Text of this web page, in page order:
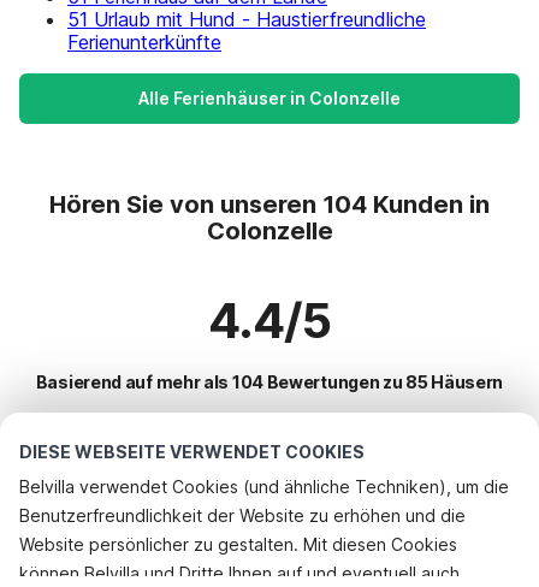
DIESE WEBSEITE VERWENDET COOKIES
Belvilla verwendet Cookies (und ähnliche Techniken), um die
Benutzerfreundlichkeit der Website zu erhöhen und die
Website persönlicher zu gestalten. Mit diesen Cookies
können Belvilla und Dritte Ihnen auf und eventuell auch
51 Urlaub mit Hund - Haustierfreundliche
Ferienunterkünfte
Alle Ferienhäuser in Colonzelle
Hören Sie von unseren 104 Kunden in
Colonzelle
4.4/5
Basierend auf mehr als 104 Bewertungen zu 85 Häusern
Beliebteste Reiseziele für Urlaub
Top-Städte mit Top-Annehmlichkeiten für den Urlaub
Kinderfreundliche Ferienunterkünfte pierrelatte
Beliebte Ausstattungen für Urlaub in Colonzelle